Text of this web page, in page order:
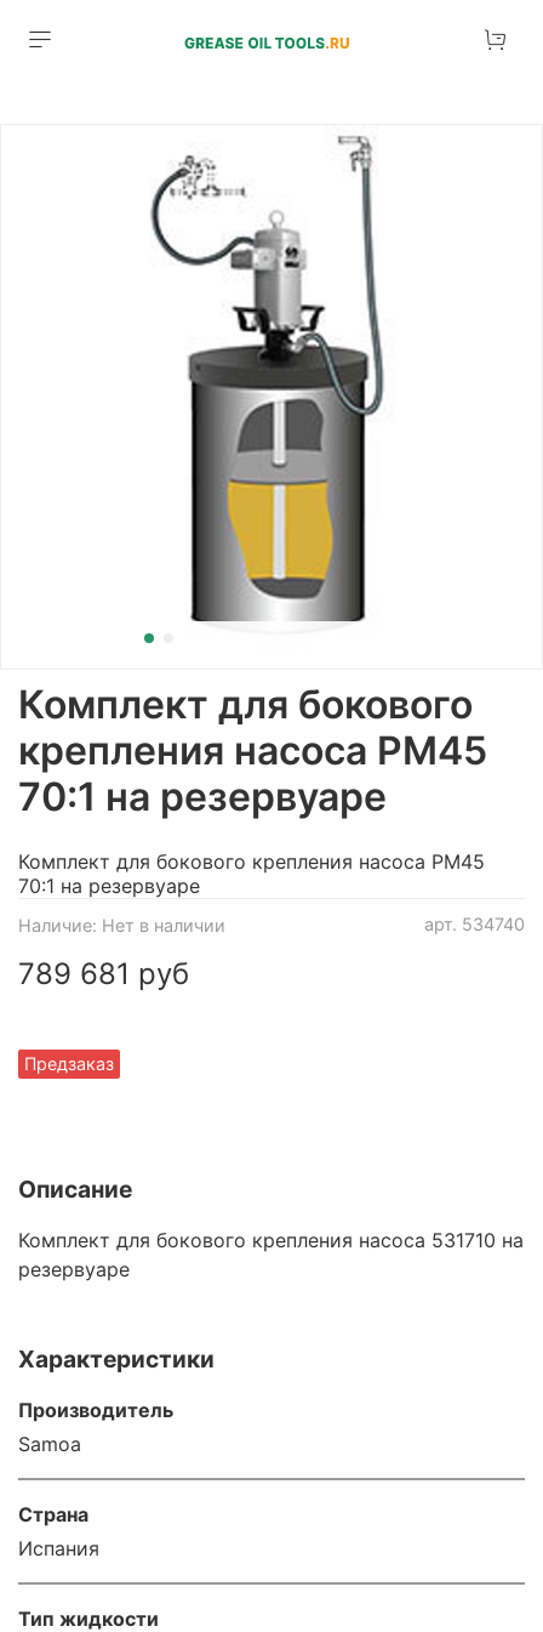
арт. 534740
Наличие: Нет в наличии
Предзаказ
Комплект для бокового
крепления насоса РМ45
70:1 на резервуаре
789 681 руб
Комплект для бокового крепления насоса РМ45
70:1 на резервуаре
Описание
Комплект для бокового крепления насоса 531710 на
резервуаре
Характеристики
Производитель
Samoa
Страна
Испания
Тип жидкости